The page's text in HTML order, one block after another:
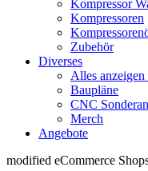
Kompressor
Kompressoren
Zubehör
Diverses
Alles anzeigen
Baupläne
CNC
Merch
Angebote
modified eCommerce